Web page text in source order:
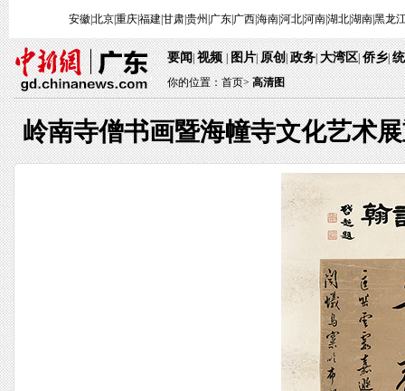
安徽北京重庆福建甘肃贵州 广东 广西海南河北河南湖北湖南黑龙
要闻|视频|图片|原创|政务|大湾区|侨乡|
你的位置：首页>高清图
岭南寺僧书画暨海幢寺文化艺术